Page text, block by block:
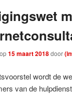
15 maart 2018door
wordt de
van de